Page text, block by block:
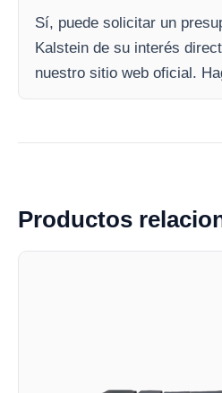
Sí, puede solicitar un
Kalstein de su interés
nuestro sitio web oficial.
Productos